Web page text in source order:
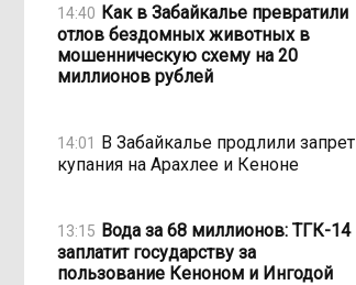
14:40 Как в Забайкалье превратили
отлов бездомных животных в
мошенническую схему на 20
миллионов рублей
14:01 В Забайкалье продлили запрет
купания на Арахлее и Кеноне
13:15 Вода за 68 миллионов: ТГК-14
заплатит государству за
пользование Кеноном и Ингодой